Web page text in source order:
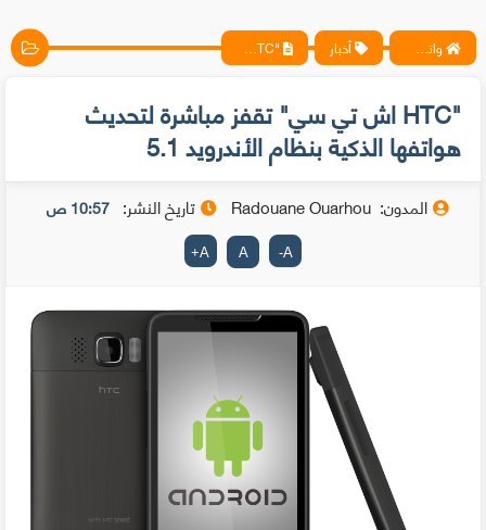
واتس آب ، فيسبوك ، أنترنت ، شروحات تقنية حصرية - المحترف أخبار "HTC اش تي سي" تقفز مباشرة لتحديث هواتفها الذكية بنظام الأندرويد 5.1
"HTC اش تي سي" تقفز مباشرة لتحديث
هواتفها الذكية بنظام الأندرويد 5.1
المدون: Radouane Ouarhou تاريخ النشر: 10:57 ص
A
-
A
A
+